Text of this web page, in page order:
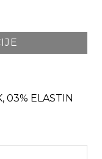
03% ELASTIN